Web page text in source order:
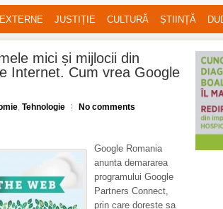
EXTERNE JUSTIȚIE CULTURĂ ȘTIINȚĂ
mici și mijlocii din
Internet. Cum vrea Google
, Tehnologie No comments
Google Romania
anunta demararea
programului Google
Partners Connect,
prin care doreste sa